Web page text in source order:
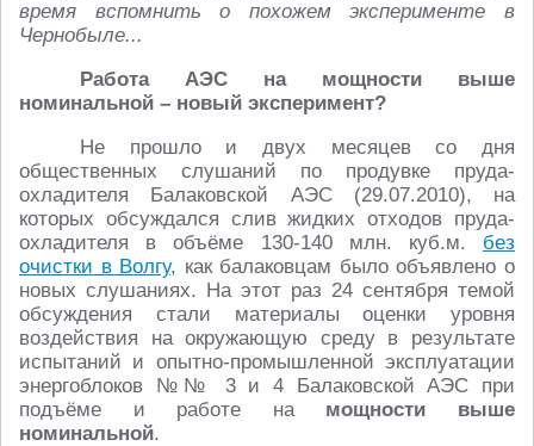
время вспомнить о похожем эксперименте в
Чернобыле...
Работа АЭС на мощности выше
номинальной – новый эксперимент?
Не прошло и двух месяцев со дня
общественных слушаний по продувке пруда-
охладителя Балаковской АЭС (29.07.2010), на
которых обсуждался слив жидких отходов пруда-
охладителя в объёме 130-140 млн. куб.м. без
очистки в Волгу, как балаковцам было объявлено о
новых слушаниях. На этот раз 24 сентября темой
обсуждения стали материалы оценки уровня
воздействия на окружающую среду в результате
испытаний и опытно-промышленной эксплуатации
энергоблоков №№ 3 и 4 Балаковской АЭС при
подъёме и работе на мощности выше
номинальной.